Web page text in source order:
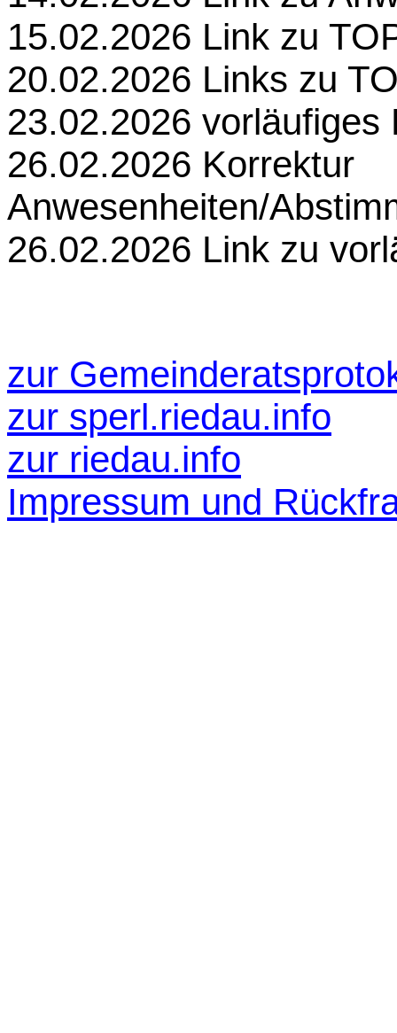
15.02.2026 Link zu
20.02.2026 Links zu
23.02.2026
26.02.2026 Korrektur
Anwesenheiten/
26.02.2026 Link zu
zur
zur sperl.riedau.info
zur riedau.info
Impressum und